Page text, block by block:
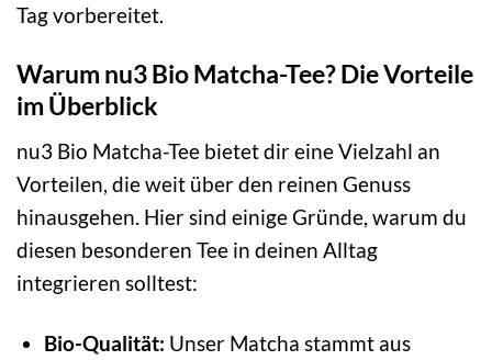
Tag vorbereitet.
Warum nu3 Bio Matcha-Tee? Die Vorteile
im Überblick
nu3 Bio Matcha-Tee bietet dir eine Vielzahl an
Vorteilen, die weit über den reinen Genuss
hinausgehen. Hier sind einige Gründe, warum du
diesen besonderen Tee in deinen Alltag
integrieren solltest:
Bio-Qualität: Unser Matcha stammt aus